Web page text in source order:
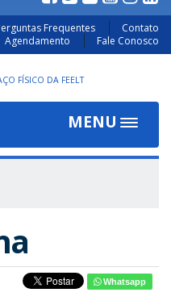
Frequentes
Contato
Agendamento
Fale Conosco
FÍSICO DA FEELT
MENU
Toggle
Whatsapp